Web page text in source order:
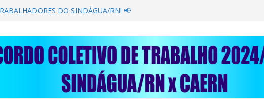
SECAR SUA TORNEIRA: UNIDOS
em importante debate com o Ministro
A SABESP! 🚨
AJUDE O NOSSO
RAIMUNDO DA CAERN!